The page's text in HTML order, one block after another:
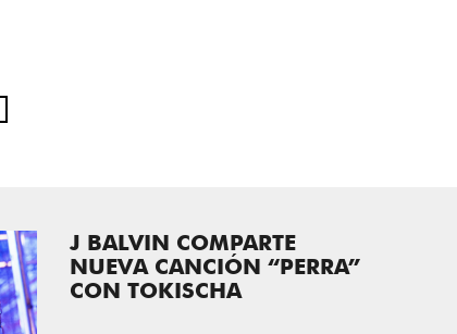
J BALVIN COMPARTE
NUEVA CANCIÓN “PERRA”
CON TOKISCHA